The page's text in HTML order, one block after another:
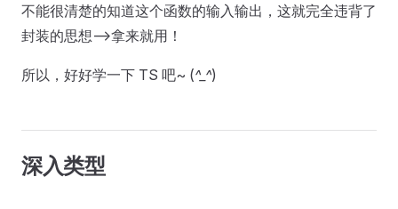
不能很清楚的知道这个函数的输入输出，这就完全违背了
封装的思想-->拿来就用！
所以，好好学一下 TS 吧~ (^_^)
深入类型